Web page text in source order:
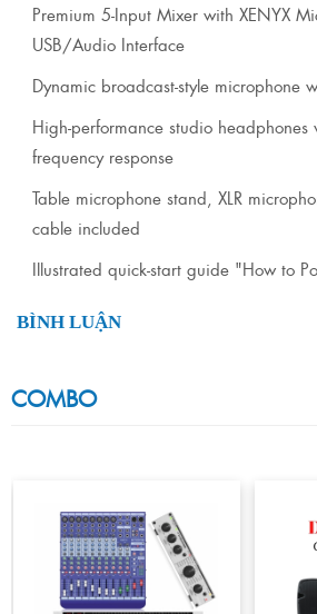
Premium 5-Input Mixer with XENYX
USB/Audio Interface
Dynamic broadcast-style microphone
High-performance studio headphones
frequency response
Table microphone stand, XLR
cable included
Illustrated quick-start guide "How to
BÌNH LUẬN
COMBO